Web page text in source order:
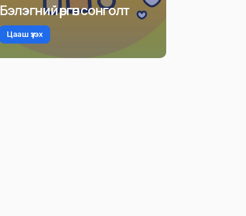
Бэлэгний өргөн сонголт
Цааш үзэх